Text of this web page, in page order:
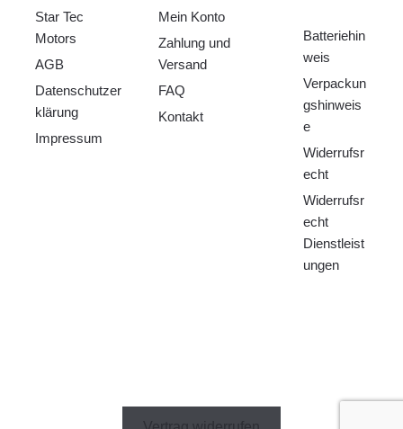
Star Tec
Motors
AGB
Datenschutzer
klärung
Impressum
Mein Konto
Zahlung und
Versand
FAQ
Kontakt
Batteriehin
weis
Verpackun
gshinweis
e
Widerrufsr
echt
Widerrufsr
echt
Dienstleist
ungen